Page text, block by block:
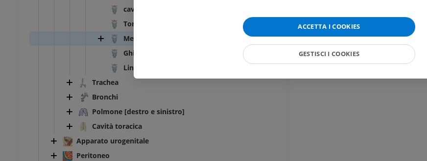
cavità infraglottica
Tonaca mucosa
Membrana fibroelastica laringea
Ghiandole laringee
Linfonoduli [noduli linfatici] laringei
Trachea
Bronchi
Polmone [destro e sinistro]
Cavità toracica
Apparato urogenitale
Peritoneo
PREMIUM
Illustrazioni
ACCETTA I COOKIES
GESTISCI I COOKIES